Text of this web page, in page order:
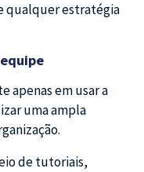
qualquer estratégia
apenas em usar a
uma ampla
de tutoriais,